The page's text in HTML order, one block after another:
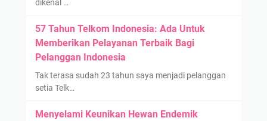
dikenal …
57 Tahun Telkom Indonesia: Ada Untuk
Memberikan Pelayanan Terbaik Bagi
Pelanggan Indonesia
Tak terasa sudah 23 tahun saya menjadi pelanggan
setia Telk…
Menyelami Keunikan Hewan Endemik